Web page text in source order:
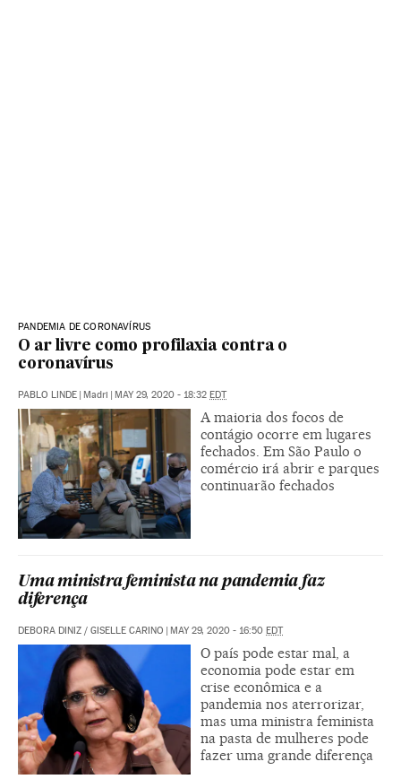
PANDEMIA DE CORONAVÍRUS
O ar livre como profilaxia contra o
coronavírus
PABLO LINDE Madri MAY 29, 2020 - 18:32 EDT
A maioria dos focos de
contágio ocorre em lugares
fechados. Em São Paulo o
comércio irá abrir e parques
continuarão fechados
Uma ministra feminista na pandemia faz
diferença
DEBORA DINIZ / GISELLE CARINO MAY 29, 2020 - 16:50 EDT
O país pode estar mal, a
economia pode estar em
crise econômica e a
pandemia nos aterrorizar,
mas uma ministra feminista
na pasta de mulheres pode
fazer uma grande diferença